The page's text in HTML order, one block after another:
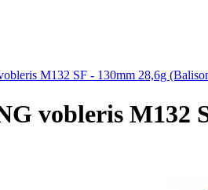
M132 SF - 130mm 28,6g
vobleris M132